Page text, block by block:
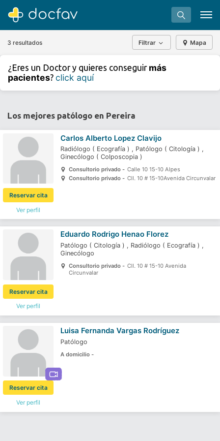
Buscar
¿Eres un doctor?
3 resultados Filtrar Mapa
¿Eres un Doctor y quieres conseguir más
pacientes? click aquí
Los mejores patólogo en Pereira
Ver perfil
Reservar cita
Carlos Alberto Lopez Clavijo
Radiólogo ( Ecografía ) , Patólogo ( Citología ) ,
Ginecólogo ( Colposcopia )
Consultorio privado - Calle 10 15-10 Alpes
Consultorio privado - Cll. 10 # 15-10Avenida Circunvalar
Ver perfil
Reservar cita
Eduardo Rodrigo Henao Florez
Patólogo ( Citología ) , Radiólogo ( Ecografía ) ,
Ginecólogo
Consultorio privado - Cll. 10 # 15-10 Avenida
Circunvalar
Ver perfil
Reservar cita
Luisa Fernanda Vargas Rodríguez
Patólogo
A domicilio -
⇧
©
contributors.